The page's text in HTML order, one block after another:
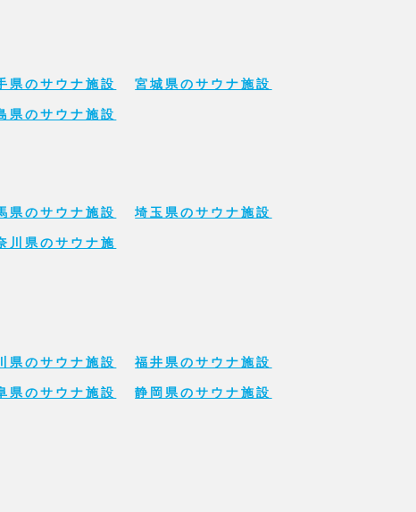
県のサウナ施設 宮城県のサウナ施設
県のサウナ施設
県のサウナ施設 埼玉県のサウナ施設
川県のサウナ施
県のサウナ施設 福井県のサウナ施設
県のサウナ施設 静岡県のサウナ施設